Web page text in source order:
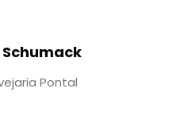
Pontal